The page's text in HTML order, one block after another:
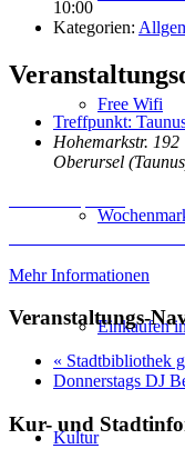
Free Wifi
Einkaufen
Kultur
10:00
Kategorien:
Treffpunkt:
Hohemarkstr. 192
Oberursel
Mehr Informationen
Veranstaltungs-
« Stadtbibliothek
Donnerstags DJ
Kur- und